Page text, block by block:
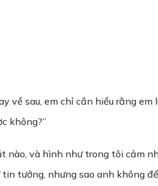
về sau, em chỉ cần hiểu rằng
không?”
nào, và hình như trong tôi cảm
tưởng, nhưng sao anh không